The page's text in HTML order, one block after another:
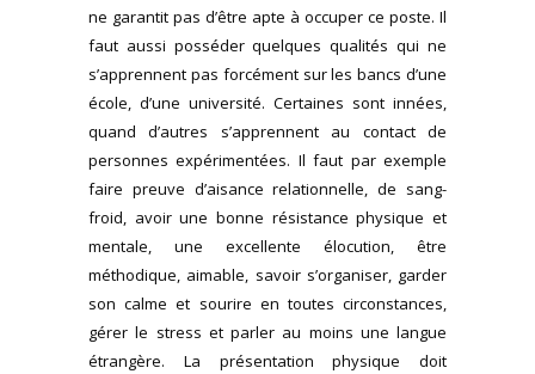
ne garantit pas d’être apte à occuper ce poste. Il
faut aussi posséder quelques qualités qui ne
s’apprennent pas forcément sur les bancs d’une
école, d’une université. Certaines sont innées,
quand d’autres s’apprennent au contact de
personnes expérimentées. Il faut par exemple
faire preuve d’aisance relationnelle, de sang-
froid, avoir une bonne résistance physique et
mentale, une excellente élocution, être
méthodique, aimable, savoir s’organiser, garder
son calme et sourire en toutes circonstances,
gérer le stress et parler au moins une langue
étrangère. La présentation physique doit